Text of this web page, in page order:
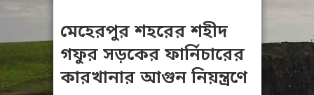
মেহেরপুর শহরের শহীদ
গফুর সড়কের ফার্নিচারের
কারখানার আগুন নিয়ন্ত্রণে